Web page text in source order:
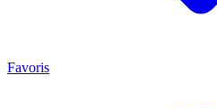
Favoris